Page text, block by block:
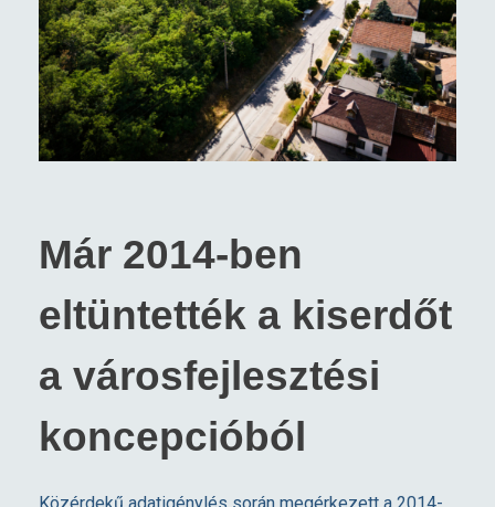
Már 2014-ben
eltüntették a kiserdőt
a városfejlesztési
koncepcióból